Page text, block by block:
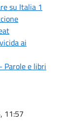
su Italia 1
ai
Parole e libri
11:57